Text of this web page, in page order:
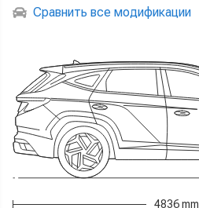
Сравнить все модификации
4836 mm